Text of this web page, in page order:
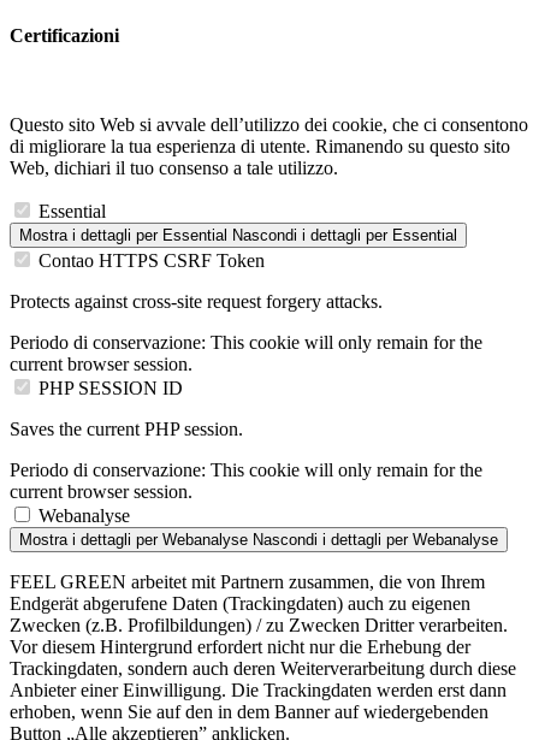
Certificazioni
Questo sito Web si avvale dell’utilizzo dei cookie, che ci consentono
di migliorare la tua esperienza di utente. Rimanendo su questo sito
Web, dichiari il tuo consenso a tale utilizzo.
Essential
Mostra i dettagli per Essential Nascondi i dettagli per Essential
Contao HTTPS CSRF Token
Protects against cross-site request forgery attacks.
Periodo di conservazione: This cookie will only remain for the
current browser session.
PHP SESSION ID
Saves the current PHP session.
Periodo di conservazione: This cookie will only remain for the
current browser session.
Webanalyse
Mostra i dettagli per Webanalyse Nascondi i dettagli per Webanalyse
FEEL GREEN arbeitet mit Partnern zusammen, die von Ihrem
Endgerät abgerufene Daten (Trackingdaten) auch zu eigenen
Zwecken (z.B. Profilbildungen) / zu Zwecken Dritter verarbeiten.
Vor diesem Hintergrund erfordert nicht nur die Erhebung der
Trackingdaten, sondern auch deren Weiterverarbeitung durch diese
Anbieter einer Einwilligung. Die Trackingdaten werden erst dann
erhoben, wenn Sie auf den in dem Banner auf wiedergebenden
Button „Alle akzeptieren” anklicken.